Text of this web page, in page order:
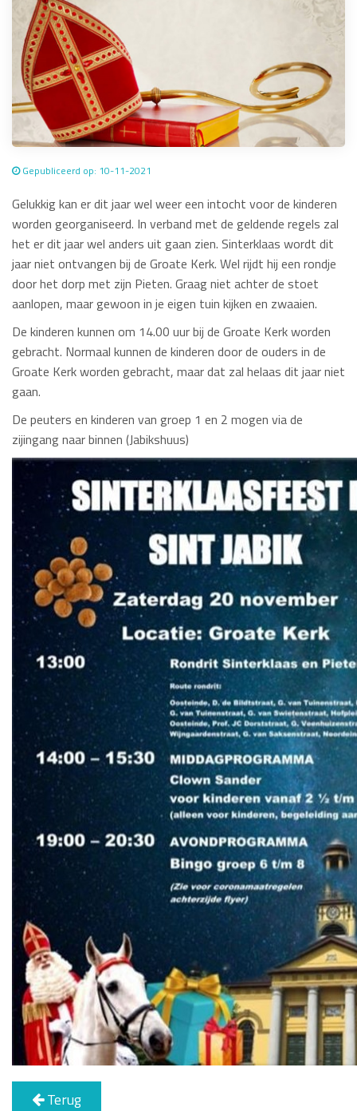
Gepubliceerd op: 10-11-2021
Gelukkig kan er dit jaar wel weer een intocht voor de kinderen
worden georganiseerd. In verband met de geldende regels zal
het er dit jaar wel anders uit gaan zien. Sinterklaas wordt dit
jaar niet ontvangen bij de Groate Kerk. Wel rijdt hij een rondje
door het dorp met zijn Pieten. Graag niet achter de stoet
aanlopen, maar gewoon in je eigen tuin kijken en zwaaien.
De kinderen kunnen om 14.00 uur bij de Groate Kerk worden
gebracht. Normaal kunnen de kinderen door de ouders in de
Groate Kerk worden gebracht, maar dat zal helaas dit jaar niet
gaan.
De peuters en kinderen van groep 1 en 2 mogen via de
zijingang naar binnen (Jabikshuus)
Terug